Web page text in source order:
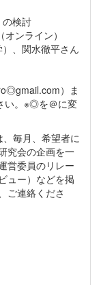
の検討
ンライン）
、関水徹平さん
）ま
い。※◎を＠に変
毎月、希望者に
究会の企画を一
営委員のリレー
ュー）などを掲
ご連絡くださ